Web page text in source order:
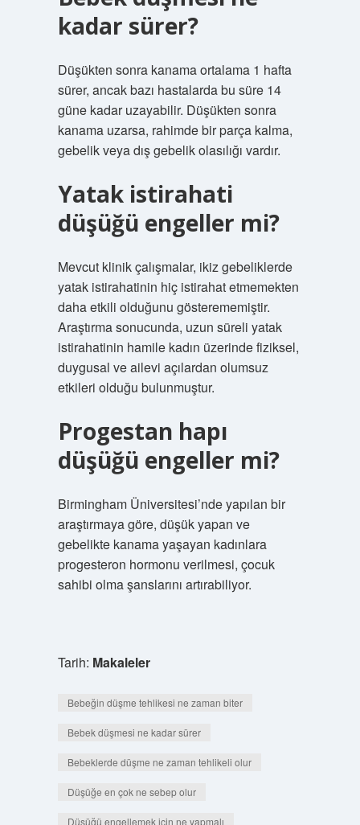
kadar sürer?
Düşükten sonra kanama ortalama 1 hafta
sürer, ancak bazı hastalarda bu süre 14
güne kadar uzayabilir. Düşükten sonra
kanama uzarsa, rahimde bir parça kalma,
gebelik veya dış gebelik olasılığı vardır.
Yatak istirahati
düşüğü engeller mi?
Mevcut klinik çalışmalar, ikiz gebeliklerde
yatak istirahatinin hiç istirahat etmemekten
daha etkili olduğunu gösterememiştir.
Araştırma sonucunda, uzun süreli yatak
istirahatinin hamile kadın üzerinde fiziksel,
duygusal ve ailevi açılardan olumsuz
etkileri olduğu bulunmuştur.
Progestan hapı
düşüğü engeller mi?
Birmingham Üniversitesi’nde yapılan bir
araştırmaya göre, düşük yapan ve
gebelikte kanama yaşayan kadınlara
progesteron hormonu verilmesi, çocuk
sahibi olma şanslarını artırabiliyor.
Tarih: Makaleler
Bebeğin düşme tehlikesi ne zaman biter
Bebek düşmesi ne kadar sürer
Bebeklerde düşme ne zaman tehlikeli olur
Düşüğe en çok ne sebep olur
Düşüğü engellemek için ne yapmalı